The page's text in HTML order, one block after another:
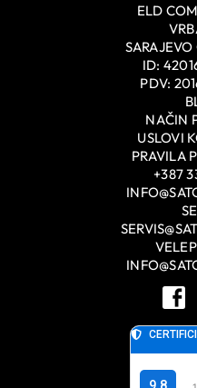
ELD
ID:
PDV:
NAČIN
USLOVI
PRAVILA
+387